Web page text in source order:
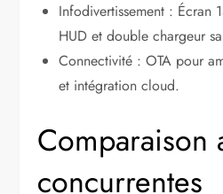
Infodivertissement : Écran
HUD et double chargeur
Connectivité : OTA pour
et intégration cloud.
Comparaison
concurrentes